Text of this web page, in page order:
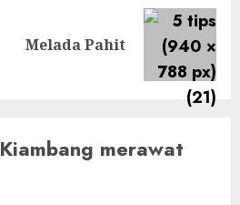
Melada Pahit
Kiambang merawat